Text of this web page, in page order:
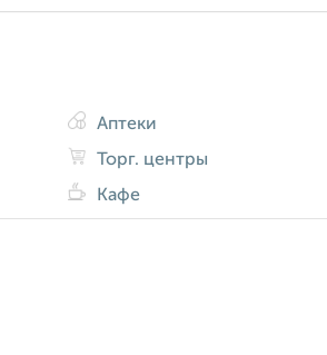
Аптеки
Торг. центры
Кафе